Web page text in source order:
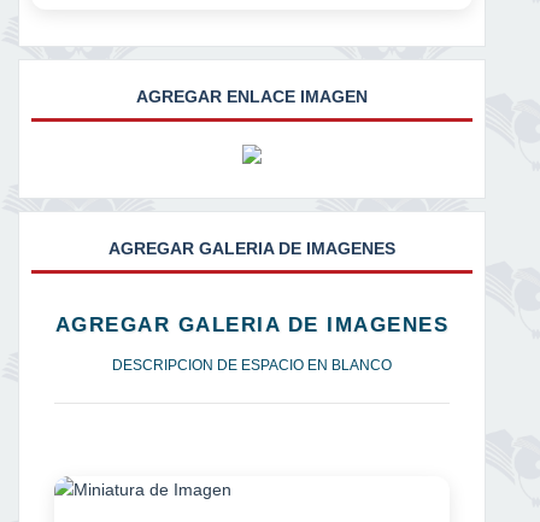
AGREGAR ENLACE IMAGEN
AGREGAR GALERIA DE IMAGENES
AGREGAR GALERIA DE IMAGENES
DESCRIPCION DE ESPACIO EN BLANCO